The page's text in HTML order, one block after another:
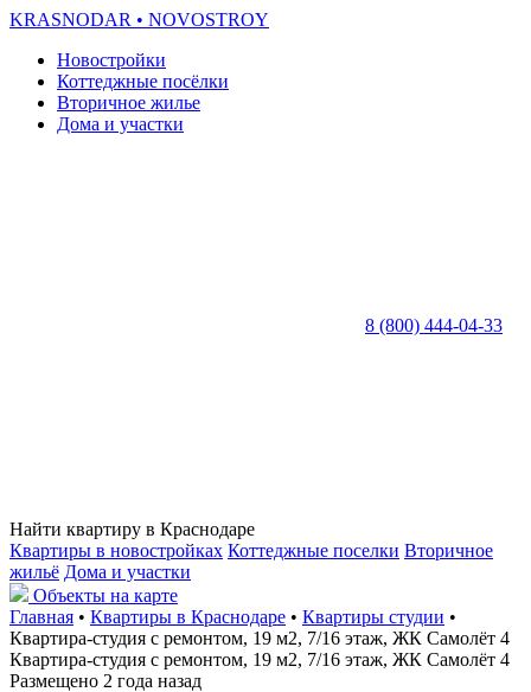
KRASNODAR • NOVOSTROY
Новостройки
Коттеджные посёлки
Вторичное жилье
Дома и участки
8 (800) 444-04-33
Найти квартиру в Краснодаре
Квартиры в новостройках Коттеджные поселки Вторичное
жильё Дома и участки
Объекты на карте
Главная • Квартиры в Краснодаре • Квартиры студии •
Квартира-студия с ремонтом, 19 м2, 7/16 этаж, ЖК Самолёт 4
Квартира-студия с ремонтом, 19 м2, 7/16 этаж, ЖК Самолёт 4
Размещено 2 года назад